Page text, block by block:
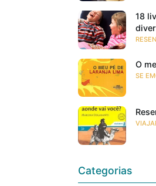
18
O
SE
Categorias